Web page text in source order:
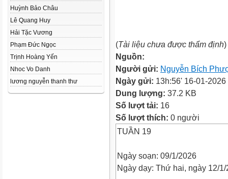
Huỳnh Bảo Châu
Lê Quang Huy
Hải Tặc Vương
Phạm Đức Ngọc
Trịnh Hoàng Yến
Nhoc Vo Danh
lương nguyễn thanh thư
(Tài liệu chưa được thẩm định)
Nguồn:
Người gửi: Nguyễn Bích
Ngày gửi: 13h:56' 16-01-2026
Dung lượng: 37.2 KB
Số lượt tải: 16
Số lượt thích: 0 người
TUẦN 19
Ngày soạn: 09/1/2026
Ngày dạy: Thứ hai, ngày 12/1/